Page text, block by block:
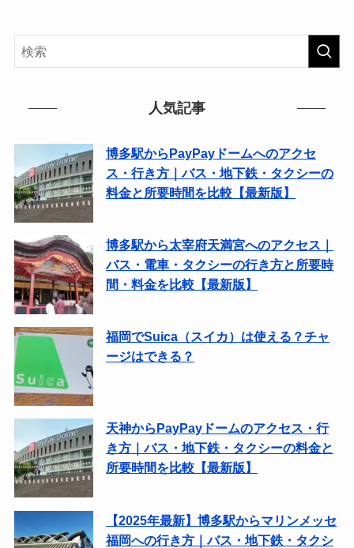
人気記事
博多駅からPayPayドームへのアクセ
ス・行き方｜バス・地下鉄・タクシーの
料金と所要時間を比較【最新版】
博多駅から太宰府天満宮へのアクセス｜
バス・電車・タクシーの行き方と所要時
間・料金を比較【最新版】
福岡でSuica（スイカ）は使える？チャ
ージはできる？
天神からPayPayドームのアクセス・行
き方｜バス・地下鉄・タクシーの料金と
所要時間を比較【最新版】
【2025年最新】博多駅からマリンメッセ
福岡への行き方｜バス・地下鉄・タクシ